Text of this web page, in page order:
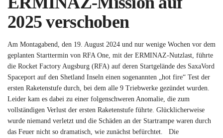
2025 verschoben
Am Montagabend, den 19. August 2024 und nur wenige Wochen vor dem
geplanten Starttermin von RFA One, mit der ERMINAZ-Nutzlast, führte
die Rocket Factory Augsburg (RFA) auf deren Startgelände des SaxaVord
Spaceport auf den Shetland Inseln einen sogenannten „hot fire“ Test der
ersten Raketenstufe durch, bei dem alle 9 Triebwerke gezündet wurden.
Leider kam es dabei zu einer folgenschweren Anomalie, die zum
vollständigen Verlust der ersten Raketenstufe führte. Glücklicherweise
wurde niemand verletzt und die Schäden an der Startrampe waren durch
das Feuer nicht so dramatisch, wie zunächst befürchtet. Die